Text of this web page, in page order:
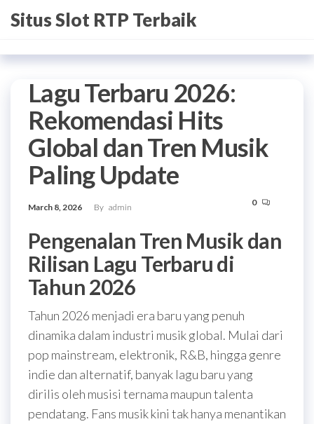
toSitus Slot RTP Terbaik
Lagu Terbaru 2026:
Rekomendasi Hits
Global dan Tren Musik
Paling Update
March 8, 2026 By admin 0
Pengenalan Tren Musik dan
Rilisan Lagu Terbaru di
Tahun 2026
Tahun 2026 menjadi era baru yang penuh
dinamika dalam industri musik global. Mulai dari
pop mainstream, elektronik, R&B, hingga genre
indie dan alternatif, banyak lagu baru yang
dirilis oleh musisi ternama maupun talenta
pendatang. Fans musik kini tak hanya menantikan